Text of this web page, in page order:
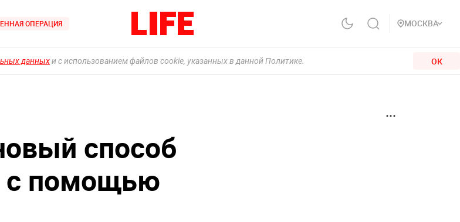
ОПЕРАЦИЯ МОСКВА
данныхи с использованием файлов cookie, указанных в данной Политике. ОК
способ
с помощью